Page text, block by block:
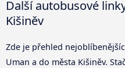
Další autobusové
Kišiněv
Zde je přehled
Uman a do města Kišiněv.